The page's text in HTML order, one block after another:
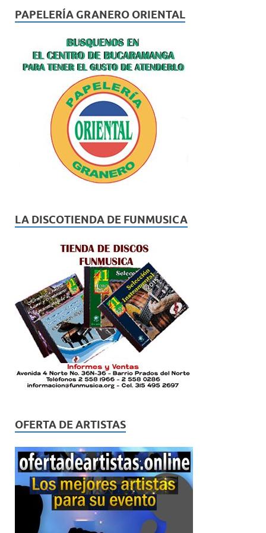
PAPELERÍA GRANERO ORIENTAL
LA DISCOTIENDA DE FUNMUSICA
OFERTA DE ARTISTAS